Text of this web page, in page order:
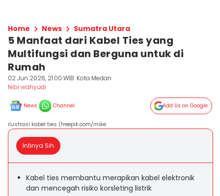
Home News Sumatra Utara
5 Manfaat dari Kabel Ties yang
Multifungsi dan Berguna untuk di
Rumah
02 Jun 2026, 21:00 WIB Kota Medan
febi wahyudi
News Channel Add Us on Google
ilustrasi kabel ties (freepik.com/mike
Intinya Sih
Kabel ties membantu merapikan kabel elektronik
dan mencegah risiko korsleting listrik